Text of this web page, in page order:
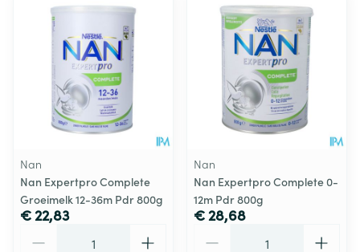
Nan
Nan Expertpro Complete
Groeimelk 12-36m Pdr 800g
€ 22,83
Nan
Nan Expertpro Complete 0-
12m Pdr 800g
€ 28,68